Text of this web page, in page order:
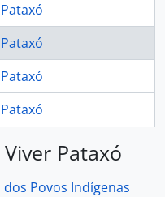
Pataxó
Povos Indígenas